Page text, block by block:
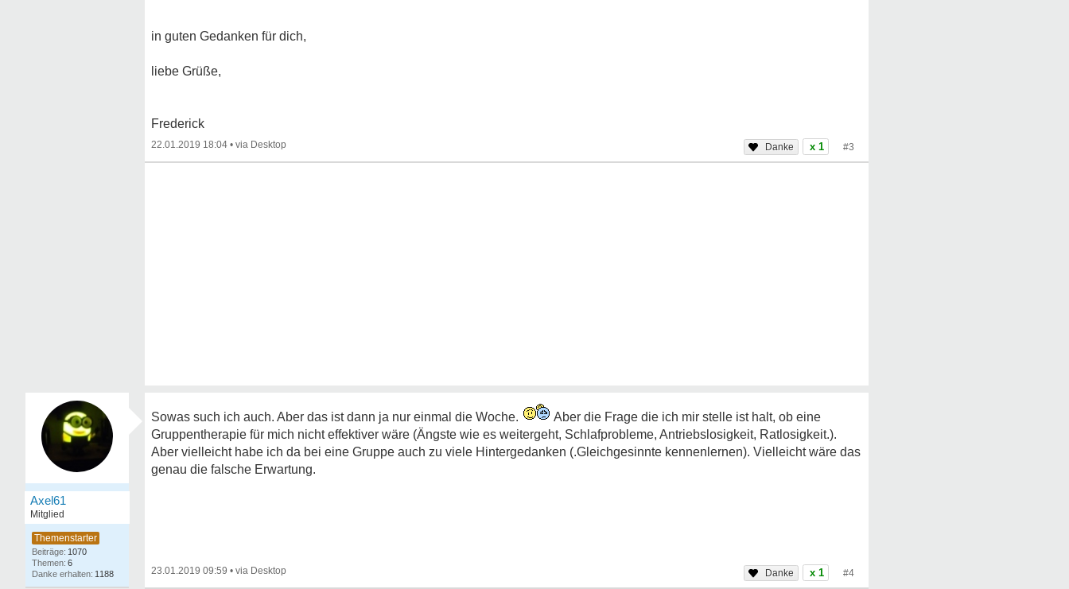
in guten Gedanken für dich,
liebe Grüße,
Frederick
22.01.2019 18:04 • x 1 #3
Axel61
Mitglied
1070
6
1188
Sowas such ich auch. Aber das ist dann ja nur einmal die Woche.
Aber die Frage die ich mir stelle ist halt, ob eine
Gruppentherapie für mich nicht effektiver wäre (Ängste wie es weitergeht, Schlafprobleme, Antriebslosigkeit, Ratlosigkeit.).
Aber vielleicht habe ich da bei eine Gruppe auch zu viele Hintergedanken (.Gleichgesinnte kennenlernen). Vielleicht wäre das
genau die falsche Erwartung.
23.01.2019 09:59 • x 1 #4